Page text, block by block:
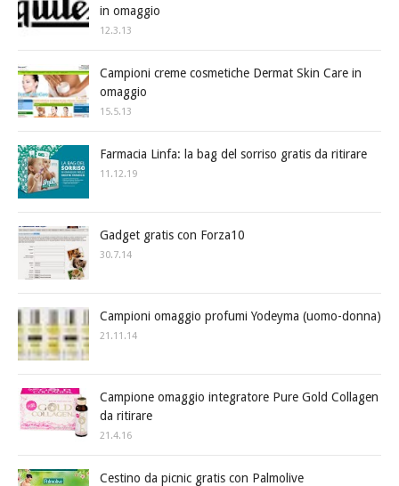
in omaggio
12.3.13
Campioni creme cosmetiche Dermat Skin Care in
omaggio
15.5.13
Farmacia Linfa: la bag del sorriso gratis da ritirare
11.12.19
Gadget gratis con Forza10
30.7.14
Campioni omaggio profumi Yodeyma (uomo-donna)
21.11.14
Campione omaggio integratore Pure Gold Collagen
da ritirare
21.4.16
Cestino da picnic gratis con Palmolive